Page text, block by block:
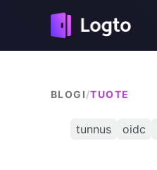
BLOGI/TUOTE
tunnus oidc